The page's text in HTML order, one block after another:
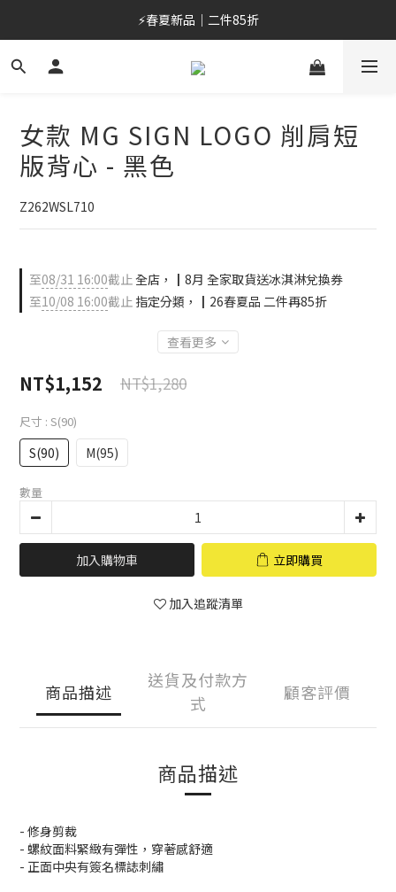
⚡春夏新品｜二件85折
⚡春夏新品｜二件85折
加入會員/綁定LINE，首購最高折$400
⚡春夏新品｜二件85折
女款 MG SIGN LOGO 削肩短
版背心 - 黑色
Z262WSL710
至08/31 16:00截止全店，┃8月 全家取貨送冰淇淋兌換券
至10/08 16:00截止 指定分類，┃26春夏品 二件再85折
查看更多
NT$1,152 NT$1,280
尺寸 : S(90)
S(90) M(95)
數量
加入購物車 立即購買
加入追蹤清單
商品描述
送貨及付款方
式
顧客評價
商品描述
- 修身剪裁
- 螺紋面料緊緻有彈性，穿著感舒適
- 正面中央有簽名標誌刺繡